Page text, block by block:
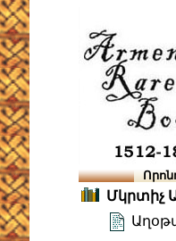
Մկրտիչ